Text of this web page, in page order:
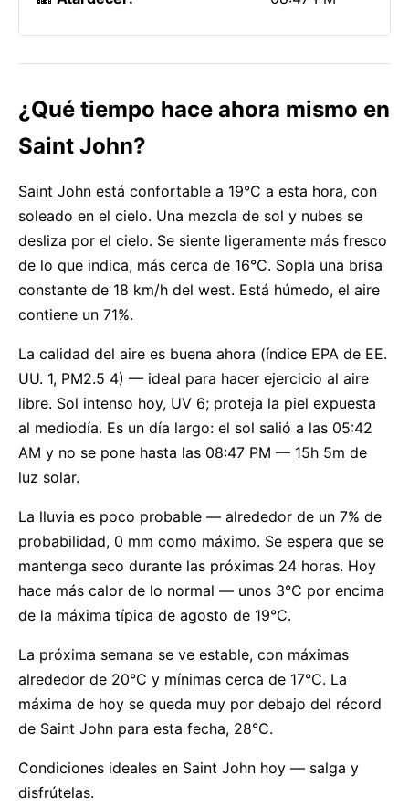
¿Qué tiempo hace ahora mismo en
Saint John?
Saint John está confortable a 19°C a esta hora, con
soleado en el cielo. Una mezcla de sol y nubes se
desliza por el cielo. Se siente ligeramente más fresco
de lo que indica, más cerca de 16°C. Sopla una brisa
constante de 18 km/h del west. Está húmedo, el aire
contiene un 71%.
La calidad del aire es buena ahora (índice EPA de EE.
UU. 1, PM2.5 4) — ideal para hacer ejercicio al aire
libre. Sol intenso hoy, UV 6; proteja la piel expuesta
al mediodía. Es un día largo: el sol salió a las 05:42
AM y no se pone hasta las 08:47 PM — 15h 5m de
luz solar.
La lluvia es poco probable — alrededor de un 7% de
probabilidad, 0 mm como máximo. Se espera que se
mantenga seco durante las próximas 24 horas. Hoy
hace más calor de lo normal — unos 3°C por encima
de la máxima típica de agosto de 19°C.
La próxima semana se ve estable, con máximas
alrededor de 20°C y mínimas cerca de 17°C. La
máxima de hoy se queda muy por debajo del récord
de Saint John para esta fecha, 28°C.
Condiciones ideales en Saint John hoy — salga y
disfrútelas.